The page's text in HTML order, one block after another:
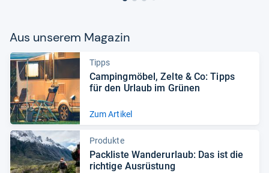
Aus unse­rem Maga­zin
Tipps
Cam­ping­mö­bel, Zelte & Co: Tipps
für den Urlaub im Grü­nen
Zum Artikel
Produkte
Pack­liste Wan­der­ur­laub: Das ist die
rich­tige Aus­rüs­tung